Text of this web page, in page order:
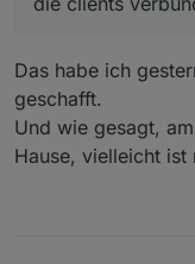
Das habe ich
geschafft.
Und wie gesagt,
Hause, vielleicht ist